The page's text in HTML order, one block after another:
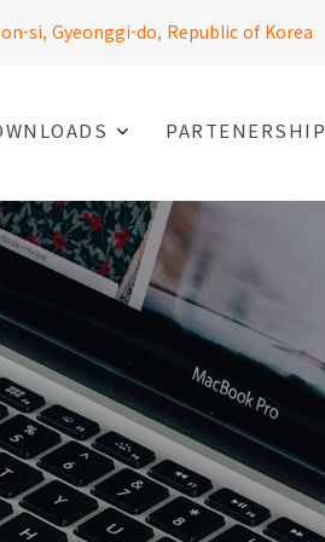
si, Gyeonggi-do, Republic of Korea
PARTENERSHIP